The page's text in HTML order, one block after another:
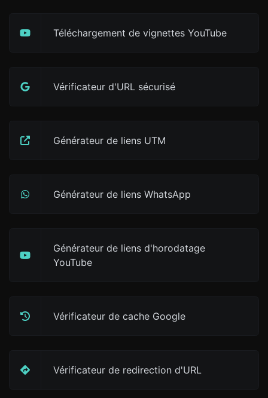
Téléchargement de vignettes YouTube
Vérificateur d'URL sécurisé
Générateur de liens UTM
Générateur de liens WhatsApp
Générateur de liens d'horodatage
YouTube
Vérificateur de cache Google
Vérificateur de redirection d'URL